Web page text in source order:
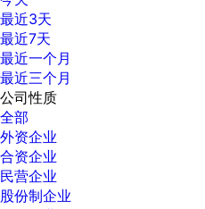
最近3天
最近7天
最近一个月
最近三个月
公司性质
全部
外资企业
合资企业
民营企业
股份制企业